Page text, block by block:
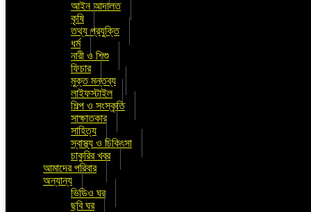
আইন আদালত
কৃষি
তথ্য প্রযুক্তি
ধর্ম
নারী ও শিশু
ফিচার
মুক্ত মন্তব্য
লাইফস্টাইল
শিল্প ও সংস্কৃতি
সাক্ষাতকার
সাহিত্য
স্বাস্থ্য ও চিকিৎসা
চাকুরির খবর
আমাদের পরিবার
অন্যান্য
ভিডিও ঘর
ছবি ঘর